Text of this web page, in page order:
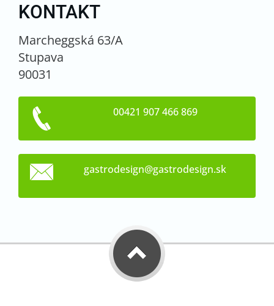
KONTAKT
Marcheggská 63/A
Stupava
90031
00421 907 466 869
gastrodesign@gastrodesign.sk